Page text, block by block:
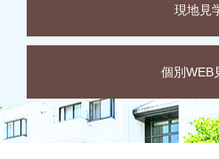
現地見
個別WEB